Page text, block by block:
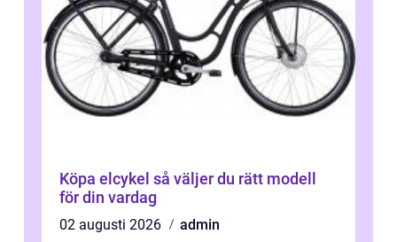
Köpa elcykel så väljer du rätt modell
för din vardag
02 augusti 2026
admin